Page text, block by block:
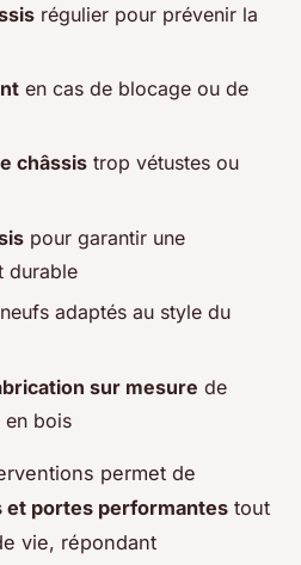
régulier pour prévenir la
en cas de blocage ou de
châssis trop vétustes ou
pour garantir une
durable
neufs adaptés au style du
sur mesure de
en bois
permet de
et portes performantes tout
vie, répondant